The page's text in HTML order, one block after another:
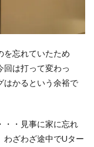
を忘れていたため
回は打って変わっ
はかるという余裕で
・・見事に家に忘れ
わざわざ途中でUター